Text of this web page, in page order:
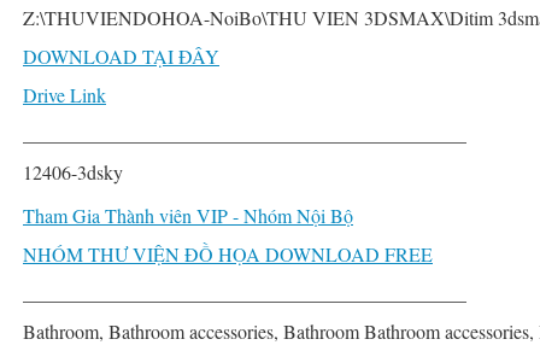
Z:\THUVIENDOHOA-NoiBo\THU VIEN 3DSMAX\Ditim
DOWNLOAD TẠI ĐÂY
Drive Link
12406-3dsky
Tham Gia Thành viên VIP - Nhóm Nội Bộ
NHÓM THƯ VIỆN ĐỒ HỌA DOWNLOAD FREE
Bathroom, Bathroom accessories, Bathroom Bathroom